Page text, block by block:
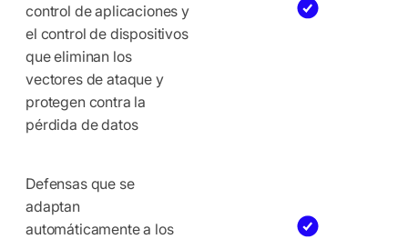
control de aplicaciones y
el control de dispositivos
que eliminan los
vectores de ataque y
protegen contra la
pérdida de datos
Defensas que se
adaptan
automáticamente a los